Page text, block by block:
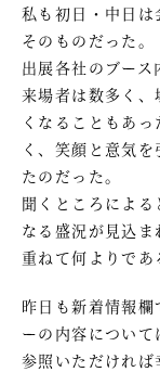
私も初日・中日
そのものだった。
出展各社のブー
来場者は数多く、
くなることもあ
く、笑顔と意気
たのだった。
聞くところによ
なる盛況が見込ま
重ねて何よりであ
昨日も新着情報
ーの内容につい
参照いただければ